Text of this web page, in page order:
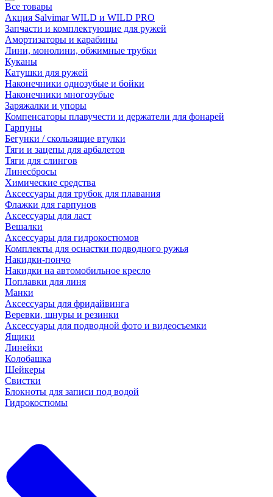
Все товары
Акция Salvimar WILD и WILD PRO
Запчасти и комплектующие для ружей
Амортизаторы и карабины
Лини, монолини, обжимные трубки
Куканы
Катушки для ружей
Наконечники однозубые и бойки
Наконечники многозубые
Заряжалки и упоры
Компенсаторы плавучести и держатели для фонарей
Гарпуны
Бегунки / скользящие втулки
Тяги и зацепы для арбалетов
Тяги для слингов
Линесбросы
Химические средства
Аксессуары для трубок для плавания
Флажки для гарпунов
Аксессуары для ласт
Вешалки
Аксессуары для гидрокостюмов
Комплекты для оснастки подводного ружья
Накидки-пончо
Накидки на автомобильное кресло
Поплавки для линя
Манки
Аксессуары для фридайвинга
Веревки, шнуры и резинки
Аксессуары для подводной фото и видеосъемки
Ящики
Линейки
Колобашка
Шейкеры
Свистки
Блокноты для записи под водой
Гидрокостюмы